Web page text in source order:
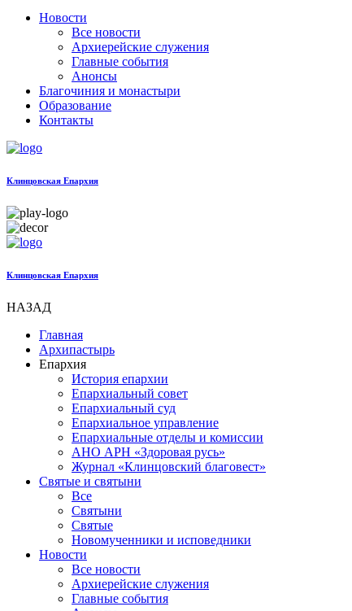
Новости
Все новости
Архиерейские служения
Главные события
Анонсы
Благочиния и монастыри
Образование
Контакты
Клинцовская Епархия
Клинцовская Епархия
НАЗАД
Главная
Архипастырь
Епархия
История епархии
Епархиальный совет
Епархиальный суд
Епархиальное управление
Епархиальные отделы и комиссии
АНО АРН «Здоровая русь»
Журнал «Клинцовский благовест»
Святые и святыни
Все
Святыни
Святые
Новомученники и исповедники
Новости
Все новости
Архиерейские служения
Главные события